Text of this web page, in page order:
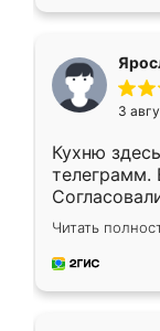
3
Кухню
телеграмм.
недели
довольны
мебель за
Читать